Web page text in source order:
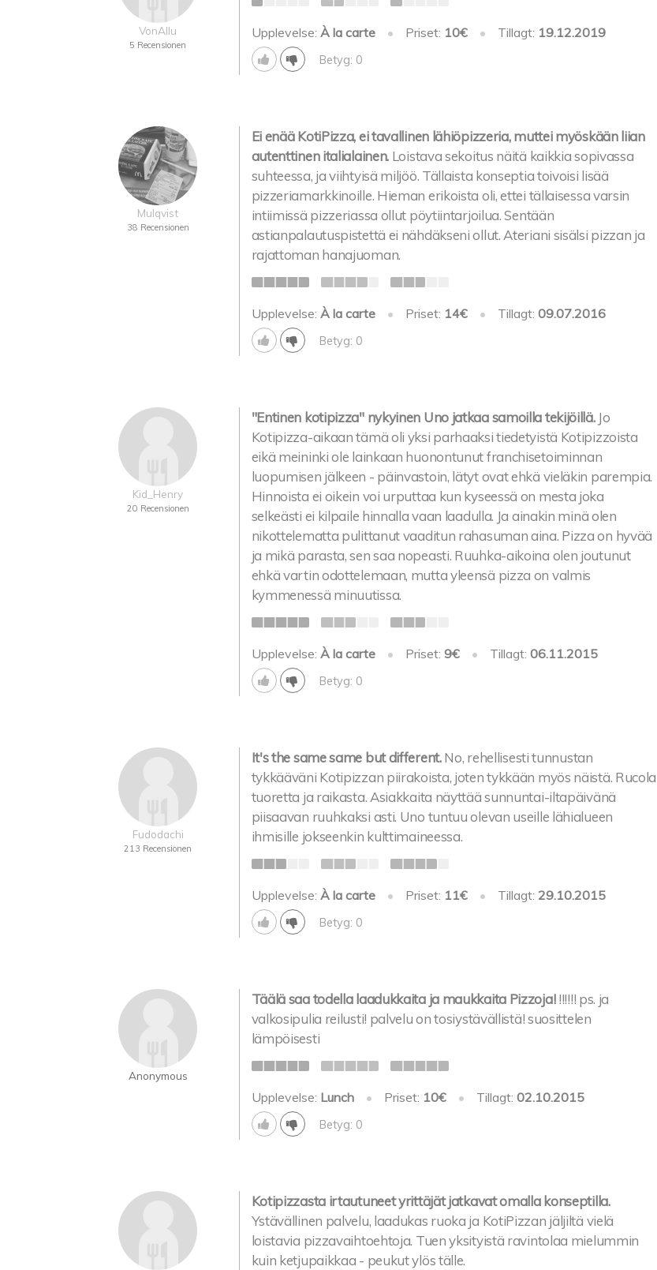
VonAllu
5 Recensionen
Upplevelse: À la carte • Priset: 10€ • Tillagt: 19.12.2019
Betyg: 0
Mulqvist
38 Recensionen
Ei enää KotiPizza, ei tavallinen lähiöpizzeria, muttei myöskään liian
autenttinen italialainen. Loistava sekoitus näitä kaikkia sopivassa
suhteessa, ja viihtyisä miljöö. Tällaista konseptia toivoisi lisää
pizzeriamarkkinoille. Hieman erikoista oli, ettei tällaisessa varsin
intiimissä pizzeriassa ollut pöytiintarjoilua. Sentään
astianpalautuspistettä ei nähdäkseni ollut. Ateriani sisälsi pizzan ja
rajattoman hanajuoman.
Upplevelse: À la carte • Priset: 14€ • Tillagt:09.07.2016
Betyg: 0
Kid_Henry
20 Recensionen
"Entinen kotipizza" nykyinen Uno jatkaa samoilla tekijöillä. Jo
Kotipizza-aikaan tämä oli yksi parhaaksi tiedetyistä Kotipizzoista
eikä meininki ole lainkaan huonontunut franchisetoiminnan
luopumisen jälkeen - päinvastoin, lätyt ovat ehkä vieläkin parempia.
Hinnoista ei oikein voi urputtaa kun kyseessä on mesta joka
selkeästi ei kilpaile hinnalla vaan laadulla. Ja ainakin minä olen
nikottelematta pulittanut vaaditun rahasuman aina. Pizza on hyvää
ja mikä parasta, sen saa nopeasti. Ruuhka-aikoina olen joutunut
ehkä vartin odottelemaan, mutta yleensä pizza on valmis
kymmenessä minuutissa.
Upplevelse: À la carte • Priset: 9€ • Tillagt:06.11.2015
Betyg: 0
Fudodachi
213 Recensionen
It's the same same but different. No, rehellisesti tunnustan
tykkääväni Kotipizzan piirakoista, joten tykkään myös näistä. Rucola
tuoretta ja raikasta. Asiakkaita näyttää sunnuntai-iltapäivänä
piisaavan ruuhkaksi asti. Uno tuntuu olevan useille lähialueen
ihmisille jokseenkin kulttimaineessa.
Upplevelse: À la carte • Priset: 11€ • Tillagt: 29.10.2015
Betyg: 0
Anonymous
Täälä saa todella laadukkaita ja maukkaita Pizzoja! !!!!!! ps. ja
valkosipulia reilusti! palvelu on tosiystävällistä! suosittelen
lämpöisesti
Upplevelse: Lunch • Priset: 10€ • Tillagt:02.10.2015
Betyg: 0
Kotipizzasta irtautuneet yrittäjät jatkavat omalla konseptilla.
Ystävällinen palvelu, laadukas ruoka ja KotiPizzan jäljiltä vielä
loistavia pizzavaihtoehtoja. Tuen yksityistä ravintolaa mielummin
kuin ketjupaikkaa - peukut ylös tälle.